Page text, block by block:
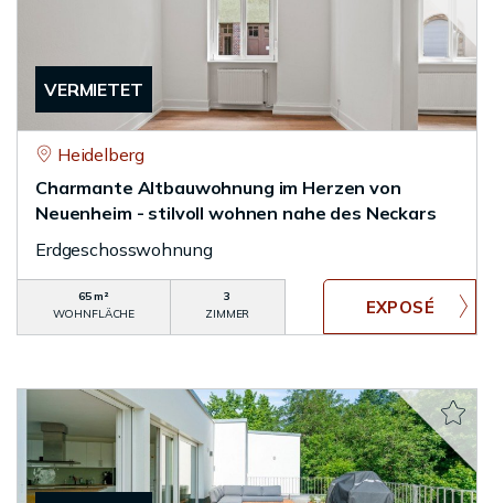
VERMIETET
Heidelberg
Charmante Altbauwohnung im Herzen von
Neuenheim - stilvoll wohnen nahe des Neckars
Erdgeschosswohnung
65 m²
WOHNFLÄCHE
3
ZIMMER